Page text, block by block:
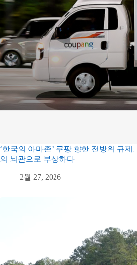
‘한국의 아마존’ 쿠팡 향한 전방위 규제,
의 뇌관으로 부상하다
2월 27, 2026